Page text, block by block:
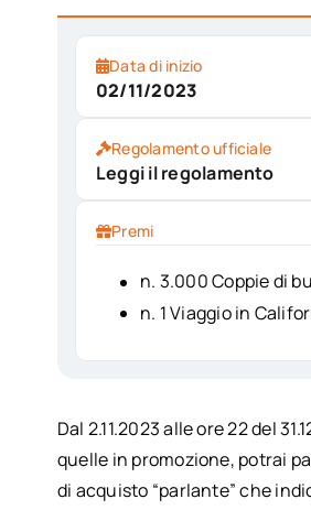
Data di inizio
02/11/2023
Regolamento ufficiale
Leggi il regolamento
Premi
n. 3.000 Coppie di
n. 1 Viaggio in
Dal 2.11.2023 alle ore 22 del
quelle in promozione, potrai
di acquisto “parlante” che